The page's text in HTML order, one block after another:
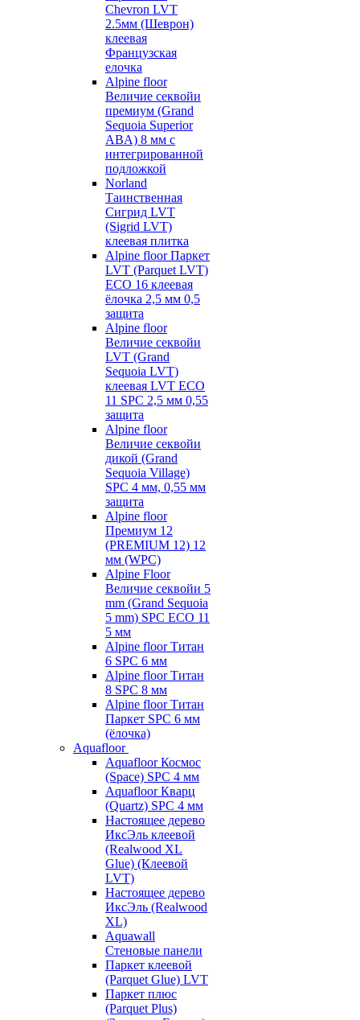
Chevron LVT
2.5мм (Шеврон)
клеевая
Французская
елочка
Alpine floor
Величие секвойи
премиум (Grand
Sequoia Superior
ABA) 8 мм с
интегрированной
подложкой
Norland
Таинственная
Сигрид LVT
(Sigrid LVT)
клеевая плитка
Alpine floor Паркет
LVT (Parquet LVT)
ECO 16 клеевая
ёлочка 2,5 мм 0,5
защита
Alpine floor
Величие секвойи
LVT (Grand
Sequoia LVT)
клеевая LVT ECO
11 SPC 2,5 мм 0,55
защита
Alpine floor
Величие секвойи
дикой (Grand
Sequoia Village)
SPC 4 мм, 0,55 мм
защита
Alpine floor
Премиум 12
(PREMIUM 12) 12
мм (WPC)
Alpine Floor
Величие секвойи 5
mm (Grand Sequoia
5 mm) SPC ECO 11
5 мм
Alpine floor Титан
6 SPC 6 мм
Alpine floor Титан
8 SPC 8 мм
Alpine floor Титан
Паркет SPC 6 мм
(ёлочка)
Aquafloor
Aquafloor Космос
(Space) SPC 4 мм
Aquafloor Кварц
(Quartz) SPC 4 мм
Настоящее дерево
ИксЭль клеевой
(Realwood XL
Glue) (Клеевой
LVT)
Настоящее дерево
ИксЭль (Realwood
XL)
Aquawall
Стеновые панели
Паркет клеевой
(Parquet Glue) LVT
Паркет плюс
(Parquet Plus)